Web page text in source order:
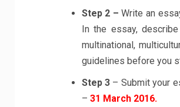
Step 2 – Write an
In the essay,
multinational,
guidelines before you
Step 3– Submit your
– 31 March 2016.